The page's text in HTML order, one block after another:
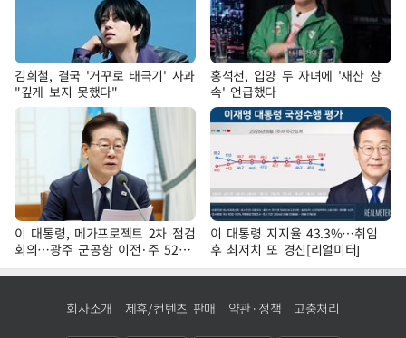
김희철, 결국 '거꾸로 태극기' 사과
"깊게 보지 못했다"
홍석천, 입양 두 자녀에 '재산 상
속' 언급했다
이 대통령, 메가프로젝트 2차 점검
회의…광주 군공항 이전·주 52시
간 예외 등 논의
이 대통령 지지율 43.3%…취임
후 최저치 또 경신[리얼미터]
회사소개 제휴/컨텐츠 판매 약관·정책 고충처리